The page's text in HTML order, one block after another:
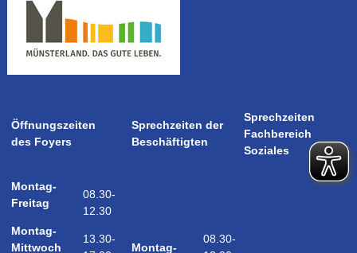
Öffnungszeiten
des Foyers
Sprechzeiten der
Beschäftigten
Sprechzeiten
Fachbereich
Soziales
Montag-
Freitag
Montag-
Mittwoch
08.30-
12.30
13.30-
Montag-
08.30-